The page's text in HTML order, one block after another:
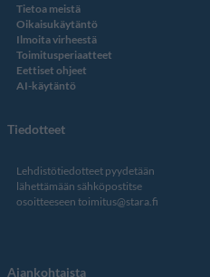
Tietoa meistä
Oikaisukäytäntö
Ilmoita virheestä
Toimitusperiaatteet
Eettiset ohjeet
AI-käytäntö
Tiedotteet
Lehdistötiedotteet pyydetään
lähettämään sähköpostitse
osoitteeseen toimitus@stara.fi
Ajankohtaista